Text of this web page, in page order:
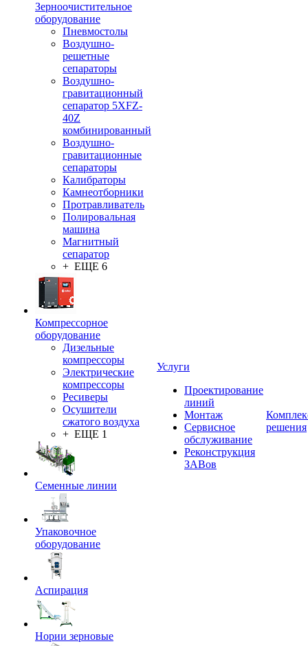
Зерноочистительное
оборудование
Пневмостолы
Воздушно-
решетные
сепараторы
Воздушно-
гравитационный
сепаратор 5XFZ-
40Z
комбинированный
Воздушно-
гравитационные
сепараторы
Калибраторы
Камнеотборники
Протравливатель
Полировальная
машина
Магнитный
сепаратор
+ ЕЩЕ 6
Компрессорное
оборудование
Дизельные
компрессоры
Электрические
компрессоры
Ресиверы
Осушители
сжатого воздуха
+ ЕЩЕ 1
Семенные линии
Упаковочное
оборудование
Аспирация
Нории зерновые
Услуги
Проектирование
линий
Монтаж
Сервисное
обслуживание
Реконструкция
ЗАВов
решения